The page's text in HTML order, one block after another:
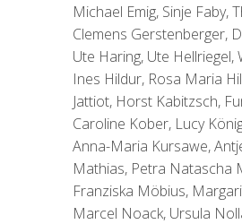
Michael Emig, Sinje Faby,
Clemens Gerstenberger,
Ute Haring, Ute
Ines Hildur, Rosa Maria
Jattiot, Horst Kabitzsch,
Caroline Kober, Lucy
Anna-Maria Kursawe,
Mathias, Petra Natascha
Franziska Möbius,
Marcel Noack, Ursula